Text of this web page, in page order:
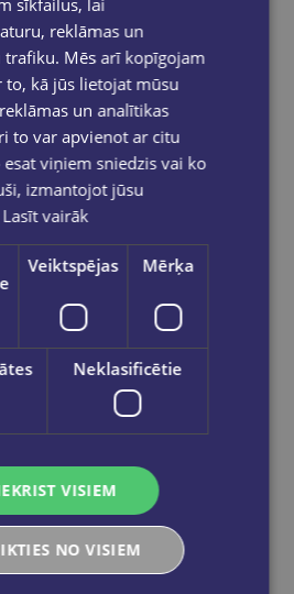
Saspraudes 28mm FOROFIS apļveida niķelētas 100gab
€0.50
Ielikt grozā
sīkfailus, lai
reklāmas un
trafiku. Mēs arī kopīgojam
kā jūs lietojat mūsu
un analītikas
to var apvienot ar citu
viņiem sniedzis vai ko
izmantojot jūsu
Lasīt vairāk
Veiktspējas Mērķa
Neklasificētie
VISIEM
NO VISIEM